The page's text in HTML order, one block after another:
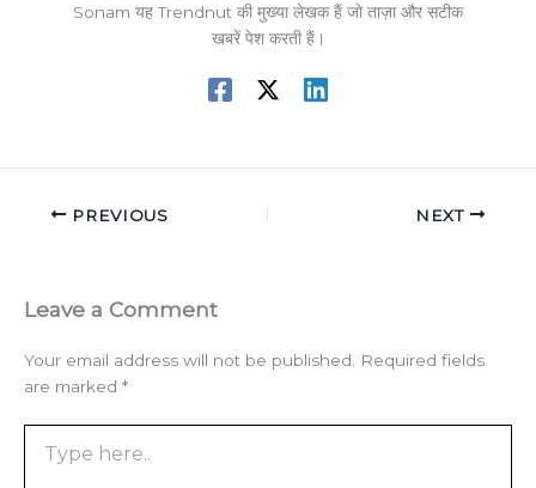
Sonam यह Trendnut की मुख्या लेखक हैं जो ताज़ा और सटीक
खबरें पेश करती हैं।
PREVIOUS NEXT
Leave a Comment
Your email address will not be published. Required fields
are marked *
here..